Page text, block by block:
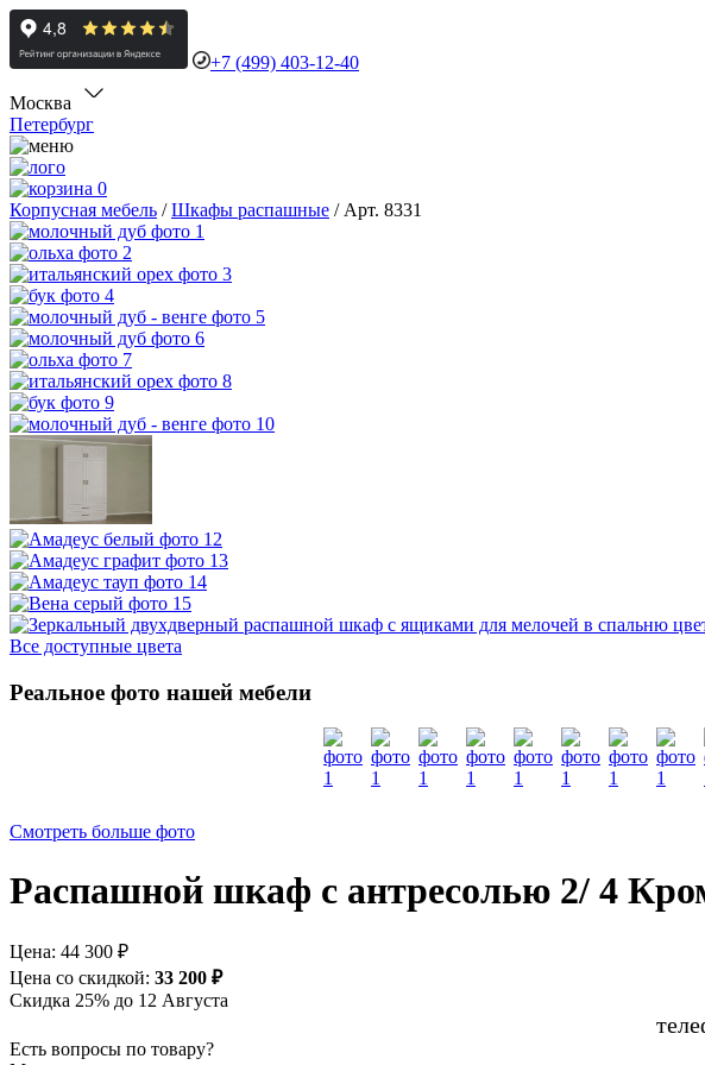
+7 (499) 403-12-40
Москва
Петербург
0
Корпусная мебель /Шкафы распашные / Арт. 8331
Все доступные цвета
Реальное фото нашей мебели
Смотреть больше фото
Распашной шкаф с антресолью 2/ 4
Цена: 44 300 ₽
Цена со скидкой: 33 200 ₽
Скидка 25% до 12 Августа
Есть вопросы по товару?